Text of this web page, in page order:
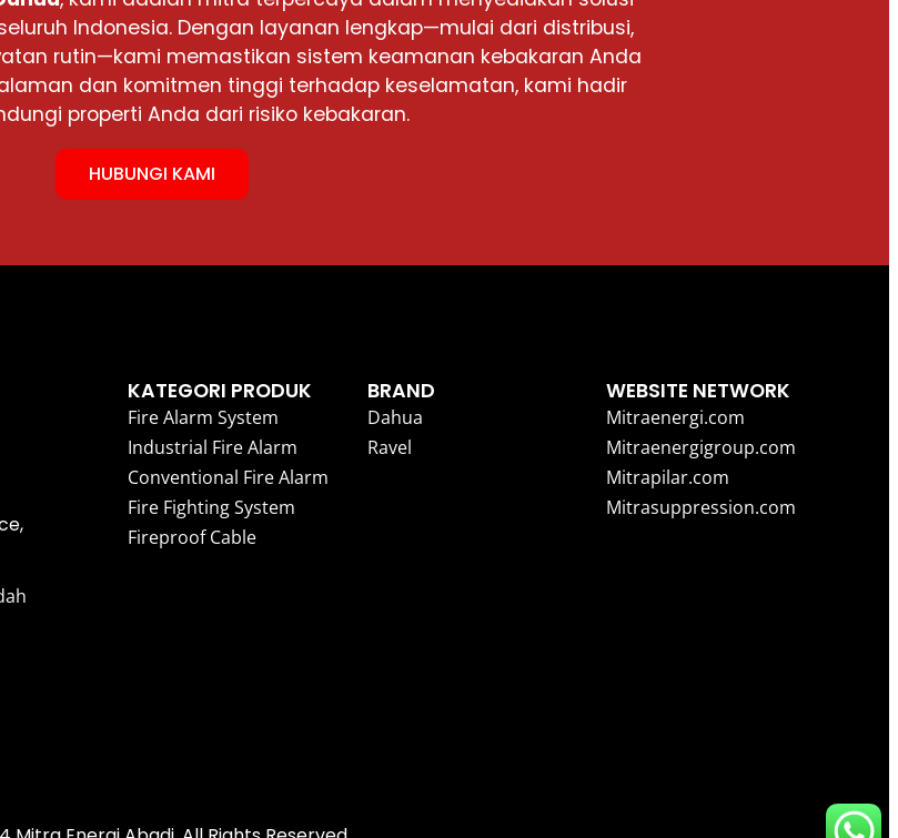
Indonesia. Dengan layanan lengkap—mulai dari distribusi,
rutin—kami memastikan sistem keamanan kebakaran Anda
dan komitmen tinggi terhadap keselamatan, kami hadir
properti Anda dari risiko kebakaran.
HUBUNGI KAMI
KATEGORI PRODUK
Fire Alarm System
Industrial Fire Alarm
Conventional Fire Alarm
Fire Fighting System
Fireproof Cable
BRAND
Dahua
Ravel
WEBSITE NETWORK
Mitraenergi.com
Mitraenergigroup.com
Mitrapilar.com
Mitrasuppression.com